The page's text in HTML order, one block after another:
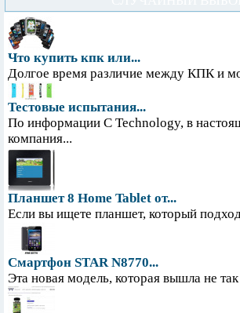
Что купить кпк или...
Долгое время различие между КПК и
Тестовые испытания...
По информации С Technology, в
компания...
Планшет 8 Home Tablet от...
Если вы ищете планшет, который
Смартфон STAR N8770...
Эта новая модель, которая вышла не